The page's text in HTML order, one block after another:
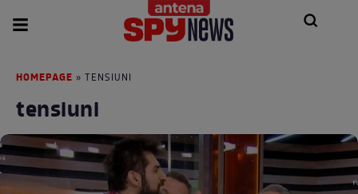
HOMEPAGE » TENSIUNI
tensiuni